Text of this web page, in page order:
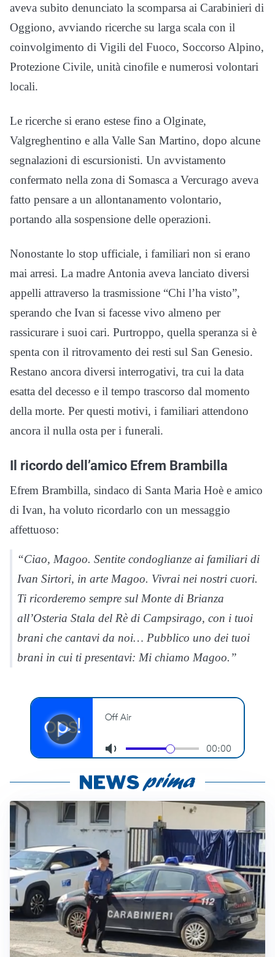
aveva subito denunciato la scomparsa ai Carabinieri di
Oggiono, avviando ricerche su larga scala con il
coinvolgimento di Vigili del Fuoco, Soccorso Alpino,
Protezione Civile, unità cinofile e numerosi volontari
locali.
Le ricerche si erano estese fino a Olginate,
Valgreghentino e alla Valle San Martino, dopo alcune
segnalazioni di escursionisti. Un avvistamento
confermato nella zona di Somasca a Vercurago aveva
fatto pensare a un allontanamento volontario,
portando alla sospensione delle operazioni.
Nonostante lo stop ufficiale, i familiari non si erano
mai arresi. La madre Antonia aveva lanciato diversi
appelli attraverso la trasmissione “Chi l’ha visto”,
sperando che Ivan si facesse vivo almeno per
rassicurare i suoi cari. Purtroppo, quella speranza si è
spenta con il ritrovamento dei resti sul San Genesio.
Restano ancora diversi interrogativi, tra cui la data
esatta del decesso e il tempo trascorso dal momento
della morte. Per questi motivi, i familiari attendono
ancora il nulla osta per i funerali.
Il ricordo dell’amico Efrem Brambilla
Efrem Brambilla, sindaco di Santa Maria Hoè e amico
di Ivan, ha voluto ricordarlo con un messaggio
affettuoso:
“Ciao, Magoo. Sentite condoglianze ai familiari di
Ivan Sirtori, in arte Magoo. Vivrai nei nostri cuori.
Ti ricorderemo sempre sul Monte di Brianza
all’Osteria Stala del Rè di Campsirago, con i tuoi
brani che cantavi da noi… Pubblico uno dei tuoi
brani in cui ti presentavi: Mi chiamo Magoo.”